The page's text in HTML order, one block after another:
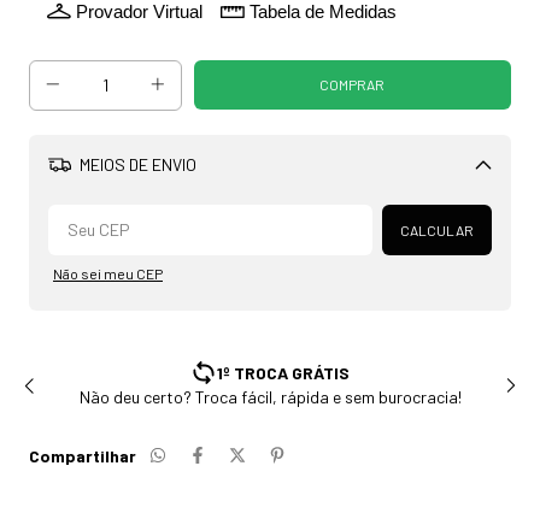
Provador Virtual Tabela de Medidas
MEIOS DE ENVIO
Alterar CEP
CALCULAR
Não sei meu CEP
1º TROCA GRÁTIS
Não deu certo? Troca fácil, rápida e sem burocracia!
Compartilhar